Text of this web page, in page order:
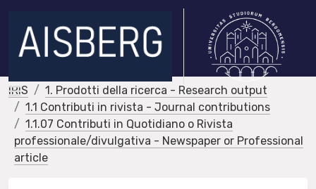
IRIS
1. Prodotti della ricerca - Research output
1.1 Contributi in rivista - Journal contributions
1.1.07 Contributi in Quotidiano o Rivista
professionale/divulgativa - Newspaper or Professional
article